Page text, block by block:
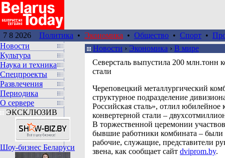
7 8 2026 Политика • Экономика • Общество • Спорт •
Новости
Культура
Наука и техника
Спецпроекты
Развлечения
Периодика
О сервере
ЭКСКЛЮЗИВ
Шоу-бизнес Беларуси
Новости › Экономика › В мире
Северсталь выпустила 200 млн.тонн
стали
Череповецкий металлургический
структурное подразделение
Российская сталь», отлил юбилейное
конвертерной стали –
В торжественной церемонии
бывшие работники комбината –
рабочие, служащие, представители
звена, как сообщает сайт dviprom.by.